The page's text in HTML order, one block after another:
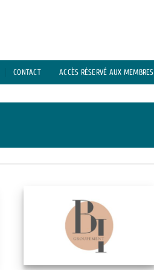
CONTACT ACCÈS RÉSERVÉ AUX MEMBRES